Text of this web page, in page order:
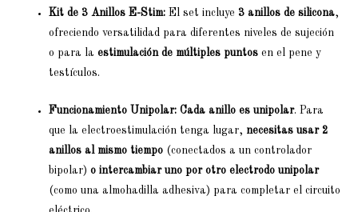
Kit de 3 Anillos E-Stim: El set incluye 3 anillos de silicona,
ofreciendo versatilidad para diferentes niveles de sujeción
o para laestimulación de múltiples puntos en el pene y
testículos.
Funcionamiento Unipolar: Cada anillo es unipolar. Para
que la electroestimulación tenga lugar, necesitas usar 2
anillos al mismo tiempo (conectados a un controlador
bipolar)o intercambiar uno por otro electrodo unipolar
(como una almohadilla adhesiva) para completar el circuito